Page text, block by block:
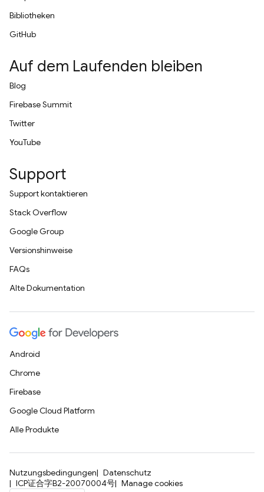
Bibliotheken
GitHub
Auf dem Laufenden bleiben
Blog
Firebase Summit
Twitter
YouTube
Support
Support kontaktieren
Stack Overflow
Google Group
Versionshinweise
FAQs
Alte Dokumentation
Android
Chrome
Firebase
Google Cloud Platform
Alle Produkte
Nutzungsbedingungen
Datenschutz
ICP证合字B2-20070004号
Manage cookies